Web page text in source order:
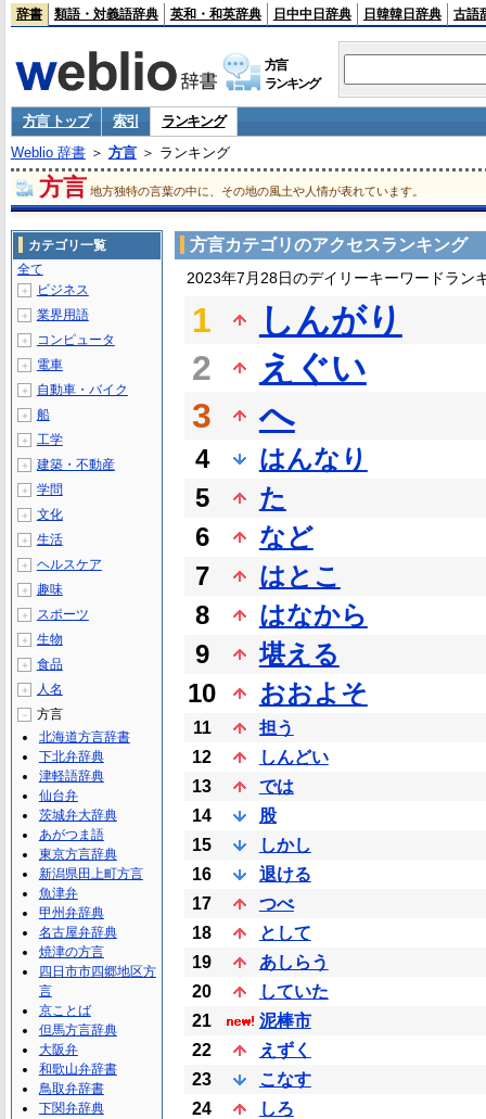
辞書 類語・対義語辞典 英和・和英辞典 日中中日辞典 日韓韓日辞典 古語
方言
ランキング
方言 トップ 索引
ランキング
Weblio 辞書＞ 方言＞ ランキング
方言 地方独特の言葉の中に、その地の風土や人情が表れています。
方言カテゴリのアクセスランキング
2023年7月28日のデイリーキーワードラン
1
しんがり
2
えぐい
3
へ
4
はんなり
5
た
6
など
7
はとこ
8
はなから
9
堪える
10
おおよそ
11
担う
12
しんどい
13
では
14
股
15
しかし
16
退ける
17
つべ
18
として
19
あしらう
20
していた
21
泥棒市
22
えずく
23
こなす
24
しろ
カテゴリ一覧
全て
＋ ビジネス
＋ 業界用語
＋ コンピュータ
＋ 電車
＋ 自動車・バイク
＋ 船
＋ 工学
＋ 建築・不動産
＋ 学問
＋ 文化
＋ 生活
＋ ヘルスケア
＋ 趣味
＋ スポーツ
＋ 生物
＋ 食品
＋ 人名
－
方言
北海道方言辞書
下北弁辞典
津軽語辞典
仙台弁
茨城弁大辞典
あがつま語
東京方言辞典
新潟県田上町方言
魚津弁
甲州弁辞典
名古屋弁辞典
焼津の方言
四日市市四郷地区方
言
京ことば
但馬方言辞典
大阪弁
和歌山弁辞書
鳥取弁辞書
下関弁辞典